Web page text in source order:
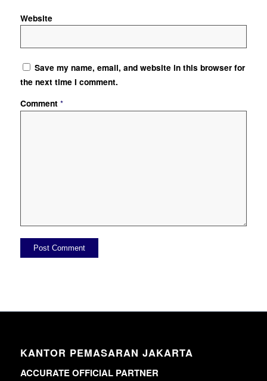
Website
Save my name, email, and website in this browser for
the next time I comment.
Comment *
KANTOR PEMASARAN JAKARTA
ACCURATE OFFICIAL PARTNER